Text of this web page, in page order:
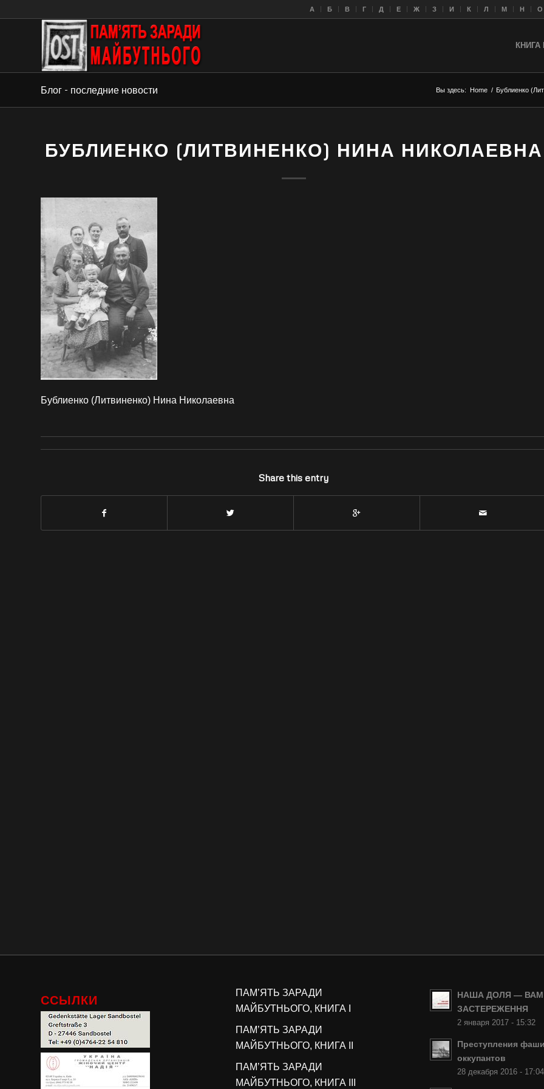
A Б В Г Д Е Ж З И К Л M Н О
КНИГА I
Блог - последние новости Вы здесь: Home / Бублиенко
БУБЛИЕНКО (ЛИТВИНЕНКО) НИНА НИКОЛАЕВНА
Бублиенко (Литвиненко) Нина Николаевна
Share this entry
ССЫЛКИ
ПАМ’ЯТЬ ЗАРАДИ
МАЙБУТНЬОГО, КНИГА I
ПАМ’ЯТЬ ЗАРАДИ
МАЙБУТНЬОГО, КНИГА II
ПАМ’ЯТЬ ЗАРАДИ
МАЙБУТНЬОГО, КНИГА III
НАША ДОЛЯ — ВАМ
ЗАСТЕРЕЖЕННЯ
2 января 2017 - 15:32
Преступления
оккупантов
28 декабря 2016 - 17:04